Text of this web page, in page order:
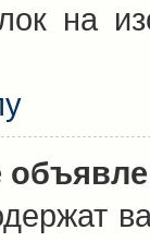
на